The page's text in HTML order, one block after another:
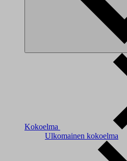
Kokoelma
Ulkomainen kokoelma